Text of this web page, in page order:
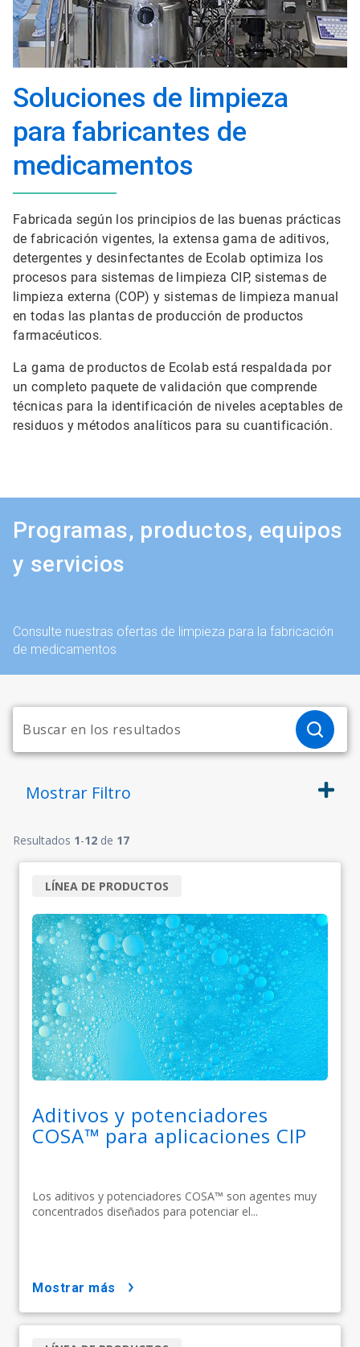
Soluciones de limpieza
para fabricantes de
medicamentos
Fabricada según los principios de las buenas prácticas
de fabricación vigentes, la extensa gama de aditivos,
detergentes y desinfectantes de Ecolab optimiza los
procesos para sistemas de limpieza CIP, sistemas de
limpieza externa (COP) y sistemas de limpieza manual
en todas las plantas de producción de productos
farmacéuticos.
La gama de productos de Ecolab está respaldada por
un completo paquete de validación que comprende
técnicas para la identificación de niveles aceptables de
residuos y métodos analíticos para su cuantificación.
Programas, productos, equipos
y servicios
Consulte nuestras ofertas de limpieza para la fabricación
de medicamentos
Mostrar Filtro
Resultados 1-12 de 17
Aditivos y potenciadores
COSA™ para aplicaciones CIP
Los aditivos y potenciadores COSA™ son agentes muy
concentrados diseñados para potenciar el...
LÍNEA DE PRODUCTOS
mostrar más